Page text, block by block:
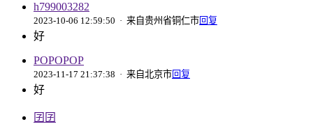
h799003282
2023-10-06 12:59:50 · 来自贵州省铜仁市回复
好
POPOPOP
2023-11-17 21:37:38 · 来自北京市回复
好
囝囝